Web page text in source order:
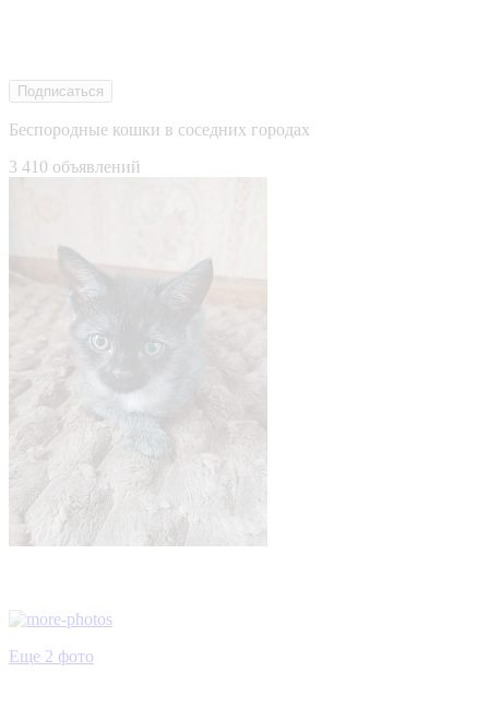
Подписаться
Беспородные кошки в соседних городах
3 410 объявлений
Еще 2 фото